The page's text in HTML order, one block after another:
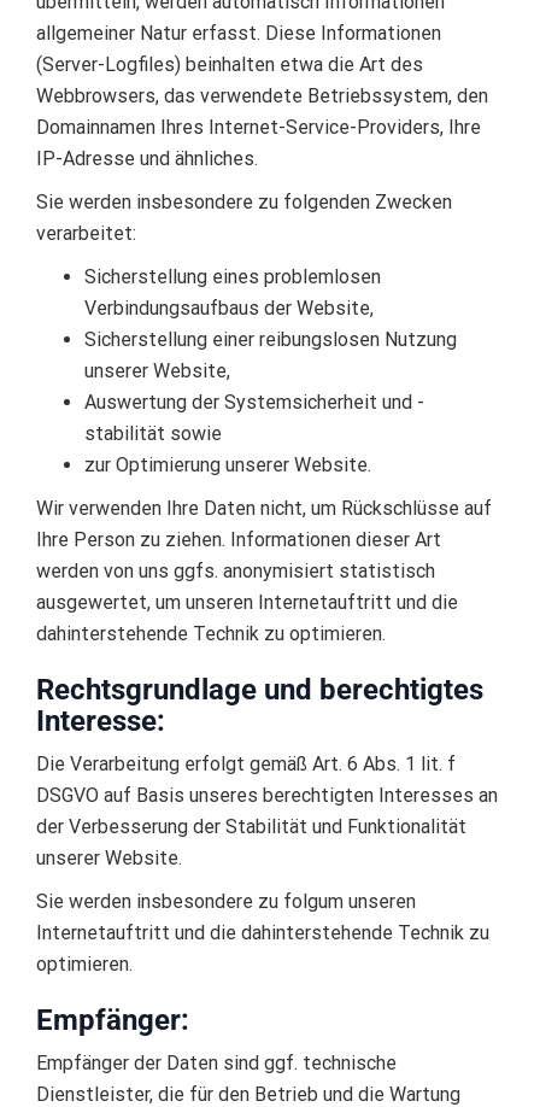
allgemeiner Natur erfasst. Diese Informationen
(Server-Logfiles) beinhalten etwa die Art des
Webbrowsers, das verwendete Betriebssystem, den
Domainnamen Ihres Internet-Service-Providers, Ihre
IP-Adresse und ähnliches.
Sie werden insbesondere zu folgenden Zwecken
verarbeitet:
Sicherstellung eines problemlosen
Verbindungsaufbaus der Website,
Sicherstellung einer reibungslosen Nutzung
unserer Website,
Auswertung der Systemsicherheit und -
stabilität sowie
zur Optimierung unserer Website.
Wir verwenden Ihre Daten nicht, um Rückschlüsse auf
Ihre Person zu ziehen. Informationen dieser Art
werden von uns ggfs. anonymisiert statistisch
ausgewertet, um unseren Internetauftritt und die
dahinterstehende Technik zu optimieren.
Rechtsgrundlage und berechtigtes
Interesse:
Die Verarbeitung erfolgt gemäß Art. 6 Abs. 1 lit. f
DSGVO auf Basis unseres berechtigten Interesses an
der Verbesserung der Stabilität und Funktionalität
unserer Website.
Sie werden insbesondere zu folgum unseren
Internetauftritt und die dahinterstehende Technik zu
optimieren.
Empfänger:
Empfänger der Daten sind ggf. technische
Dienstleister, die für den Betrieb und die Wartung